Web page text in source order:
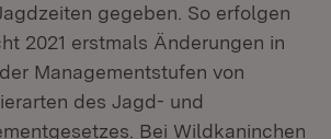
gegeben. So erfolgen
2021 erstmals Änderungen in
Managementstufen von
des Jagd- und
Bei Wildkaninchen